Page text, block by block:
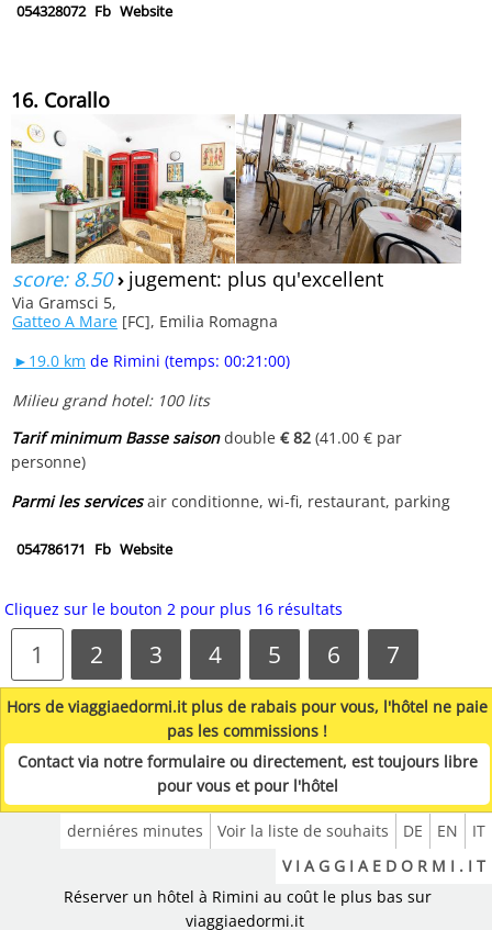
054328072 Fb Website
16. Corallo
score: 8.50› jugement: plus qu'excellent
Via Gramsci 5,
Gatteo A Mare [FC], Emilia Romagna
►19.0 km de Rimini (temps: 00:21:00)
Milieu grand hotel: 100 lits
Tarif minimum Basse saisondouble€ 82 (41.00 € par
personne)
Parmi les servicesair conditionne, wi-fi, restaurant, parking
054786171 Fb Website
Cliquez sur le bouton 2 pour plus 16 résultats
1 2 3 4 5 6 7
Hors de viaggiaedormi.it plus de rabais pour vous, l'hôtel ne paie
pas les commissions !
Contact via notre formulaire ou directement, est toujours libre
pour vous et pour l'hôtel
IT
EN
DE
Voir la liste de souhaits
derniéres minutes
V I A G G I A E D O R M I . I T
Réserver un hôtel à Rimini au coût le plus bas sur
viaggiaedormi.it